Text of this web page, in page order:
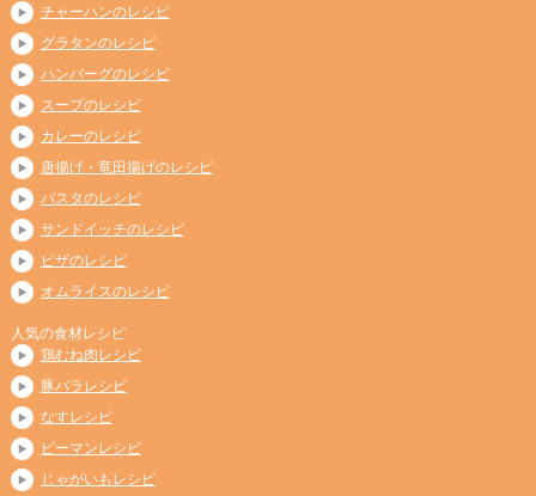
チャーハンのレシピ
グラタンのレシピ
ハンバーグのレシピ
スープのレシピ
カレーのレシピ
唐揚げ・竜田揚げのレシピ
パスタのレシピ
サンドイッチのレシピ
ピザのレシピ
オムライスのレシピ
人気の食材レシピ
鶏むね肉レシピ
豚バラレシピ
なすレシピ
ピーマンレシピ
じゃがいもレシピ